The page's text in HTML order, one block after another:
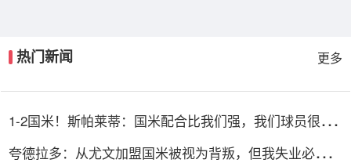
热门新闻 更多
1-2国米！斯帕莱蒂：国米配合比我们强，我们球员很棒
夸德拉多：从尤文加盟国米被视为背叛，但我失业必须寻